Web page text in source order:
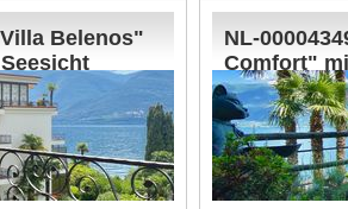
grosszügige, zum
ab. Es wurde bei
gelegt. Es
ausgestattete
gerecht wird.
zentraler Lage.
Tessin.
Belenos"
NL-
Comfort"